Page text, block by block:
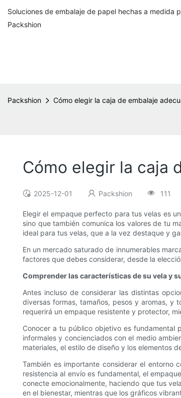
Soluciones de embalaje de papel hechas a
Packshion
Packshion Cómo elegir la caja de embalaje
Cómo elegir la caja
2025-12-01 Packshion 111
Elegir el empaque perfecto para tus velas es
sino que también comunica los valores de tu
ideal para tus velas, que a la vez destaque y
En un mercado saturado de innumerables
factores que debes considerar, desde la
Comprender las características de su vela y
Antes incluso de considerar las distintas
diversas formas, tamaños, pesos y aromas, y
requerirá un empaque resistente y protector,
Conocer a tu público objetivo es fundamental
informales y concienciados con el medio
materiales, el estilo de diseño y los elementos
También es importante considerar el entorno
resistencia al envío es fundamental, el
conecte emocionalmente, haciendo que tus
en el bienestar, mientras que los gráficos